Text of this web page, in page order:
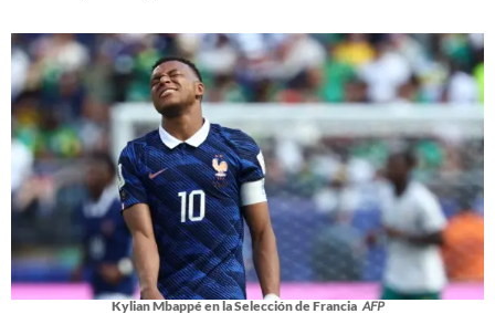
Kylian Mbappé en la Selección de Francia AFP